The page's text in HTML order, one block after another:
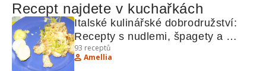
Recept najdete v kuchařkách
Italské kulinářské dobrodružství:
Recepty s nudlemi, špagety a
kuřecím.
93 receptů
Amellia